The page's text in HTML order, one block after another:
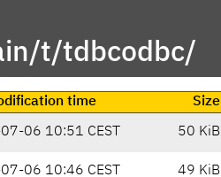
t/tdbcodbc/
time
Size
06 10:51 CEST 50 KiB
06 10:46 CEST 49 KiB